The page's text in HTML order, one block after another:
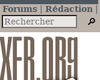
Forums
Rédaction